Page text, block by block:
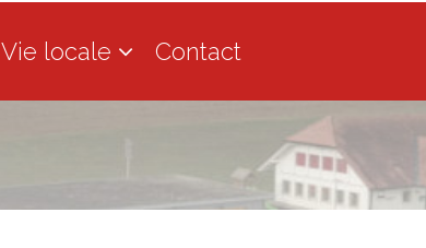
Vie locale Contact